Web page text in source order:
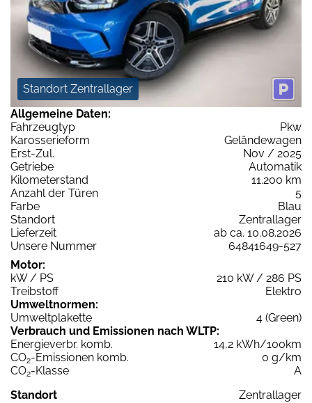
Standort Zentrallager
Allgemeine Daten:
Fahrzeugtyp
Pkw
Karosserieform
Geländewagen
Erst-Zul.
Nov / 2025
Getriebe
Automatik
Kilometerstand
11.200 km
Anzahl der Türen
5
Farbe
Blau
Standort
Zentrallager
Lieferzeit
ab ca. 10.08.2026
Unsere Nummer
64841649-527
Motor:
kW / PS
210 kW / 286 PS
Treibstoff
Elektro
Umweltnormen:
Umweltplakette
4 (Green)
Verbrauch und Emissionen nach WLTP:
Energieverbr. komb.
14,2 kWh/100km
CO2-Emissionen komb.
0 g/km
CO2-Klasse
A
Standort
Zentrallager